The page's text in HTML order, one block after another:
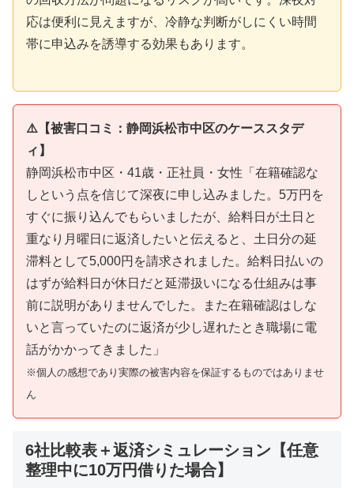
応は便利に見えますが、冷静な判断がしにくい時間
帯に申込みを誘導する効果もあります。
⚠️【被害口コミ：静岡浜松市中区のケーススタデ
ィ】
静岡浜松市中区・41歳・正社員・女性「在籍確認な
しという点を信じて深夜に申し込みました。5万円を
すぐに振り込んでもらいましたが、給料日が土日と
重なり月曜日に返済したいと伝えると、土日分の延
滞料として5,000円を請求されました。給料日払いの
はずが給料日が休日だと延滞扱いになる仕組みは事
前に説明がありませんでした。また在籍確認はしな
いと言っていたのに返済が少し遅れたとき職場に電
話がかかってきました」
※個人の感想であり実際の被害内容を保証するものではありませ
ん
6社比較表＋返済シミュレーション【任意
整理中に10万円借りた場合】